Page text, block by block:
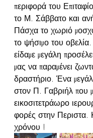
περιφορά του
το Μ. Σάββατο και
Πάσχα το χωριό
το ψήσιμο του
είδαμε μεγάλη
μας να παραμένει
δραστήριο. Ένα
στον Π. Γαβριήλ που
εικοσιτετράωρο
φορές στην Περιστα.
χρόνου !